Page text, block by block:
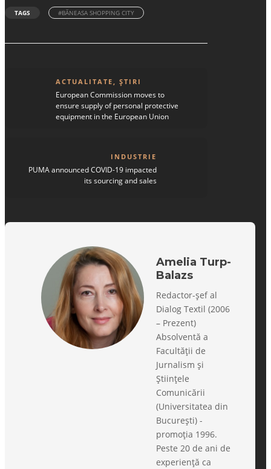
TAGS #BĂNEASA SHOPPING CITY
ACTUALITATE, ȘTIRI
European Commission moves to
ensure supply of personal protective
equipment in the European Union
INDUSTRIE
PUMA announced COVID-19 impacted
its sourcing and sales
Amelia Turp-
Balazs
Redactor-șef al
Dialog Textil (2006
– Prezent)
Absolventă a
Facultății de
Jurnalism și
Științele
Comunicării
(Universitatea din
București) -
promoția 1996.
Peste 20 de ani de
experiență ca